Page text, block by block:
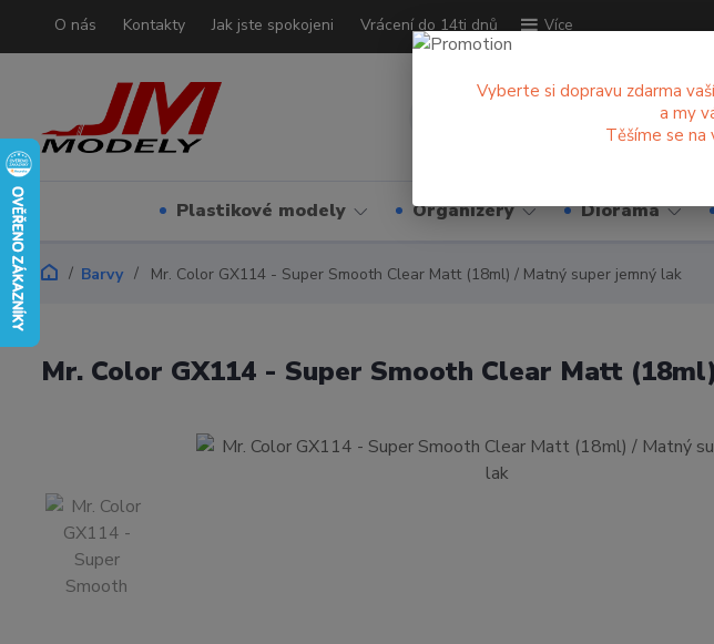
O nás Kontakty Jak jste spokojeni Vrácení do 14ti dnů Více
Plastikové modely Organizéry Diorama
Barvy Mr. Color GX114 - Super Smooth Clear Matt (18ml) / Matný super jemný lak
Mr. Color GX114 - Super Smooth Clear Matt
Vyberte si dopravu zdarma
a my
Těšíme se na